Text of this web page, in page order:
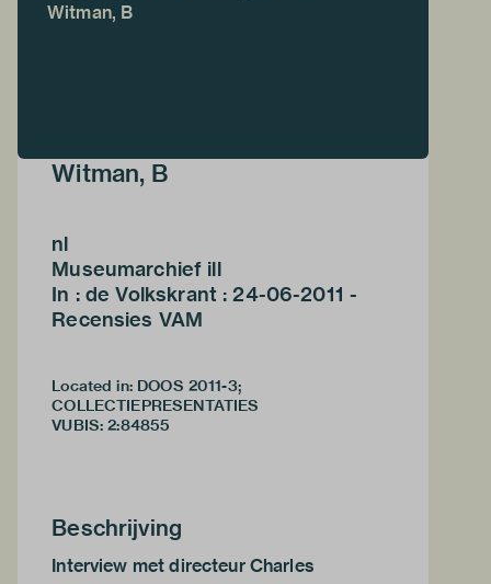
Witman, B
Witman, B
nl
Museumarchief ill
In : de Volkskrant : 24-06-2011 -
Recensies VAM
Located in: DOOS 2011-3;
COLLECTIEPRESENTATIES
VUBIS: 2:84855
Beschrijving
Interview met directeur Charles